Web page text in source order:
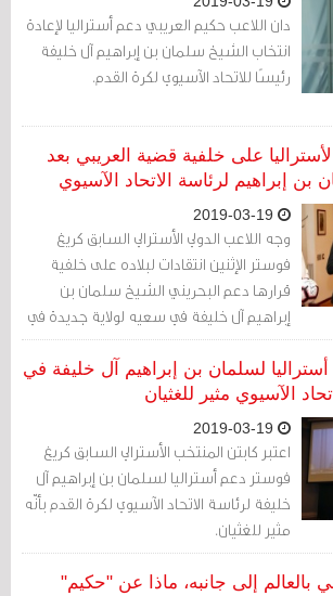
دان اللاعب حكيم العريبي دعم أستراليا لإعادة
انتخاب الشيخ سلمان بن إبراهيم آل خليفة
رئيسًا للاتحاد الآسيوي لكرة القدم.
على خلفية قضية العريبي بعد
بن إبراهيم لرئاسة الاتحاد الآسيوي
وجه اللاعب الدولي الأسترالي السابق كريغ
فوستر الإثنين انتقادات لبلاده على خلفية
قرارها دعم البحريني الشيخ سلمان بن
إبراهيم آل خليفة في سعيه لولاية جديدة في
رئاسة الاتحاد الآسيوي لكرة القدم.
لسلمان بن إبراهيم آل خليفة في
الآسيوي مثير للغثيان
اعتبر كابتن المنتخب الأسترالي السابق كريغ
فوستر دعم أستراليا لسلمان بن إبراهيم آل
خليفة لرئاسة الاتحاد الآسيوي لكرة القدم بأنّه
مثير للغثيان.
بالعالم إلى جانبه، ماذا عن "حكيم"